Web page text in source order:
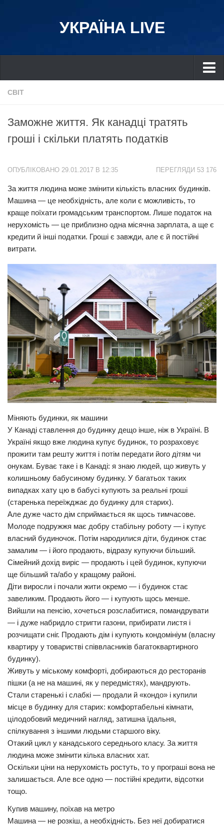
УКРАЇНА LIVE
Україна
Дніпро
Львів
Харків
Донбас
Схід
Прикарпаття
Політика
Світ
Цікаво
Наука
Технології
Історії
Рецепти
Привітання
Здоров’я
Події
Кримінал
Трагедії
Курйози
Суспільство
Культура
Шоу-біз
#Війна
СВІТ
Заможне життя. Як канадці тратять
гроші і скільки платять податків
ПЕРЕГЛЯДИ 53 176
ОПУБЛІКОВАНО 29.01.2017 В 12:35
За життя людина може змінити кількість власних будинків.
Машина — це необхідність, але коли є можливість, то
краще поїхати громадським транспортом. Лише податок на
нерухомість — це приблизно одна місячна зарплата, а ще є
кредити й інші податки. Гроші є завжди, але є й постійні
витрати.
Міняють будинки, як машини
У Канаді ставлення до будинку дещо інше, ніж в Україні. В
Україні якщо вже людина купує будинок, то розраховує
прожити там решту життя і потім передати його дітям чи
онукам. Буває таке і в Канаді: я знаю людей, що живуть у
колишньому бабусиному будинку. У багатьох таких
випадках хату цю в бабусі купують за реальні гроші
(старенька переїжджає до будинку для старих).
Але дуже часто дім сприймається як щось тимчасове.
Молоде подружжя має добру стабільну роботу — і купує
власний будиночок. Потім народилися діти, будинок стає
замалим — і його продають, відразу купуючи більший.
Cімейний дохід виріс — продають і цей будинок, купуючи
ще більший та/або у кращому районі.
Діти виросли і почали жити окремо — і будинок стає
завеликим. Продають його — і купують щось менше.
Вийшли на пенсію, хочеться розслабитися, помандрувати
— і дуже набридло стригти газони, прибирати листя і
розчищати сніг. Продають дім і купують кондомініум (власну
квартиру у товаристві співвласників багатоквартирного
будинку).
Живуть у міському комфорті, добираються до ресторанів
пішки (а не на машині, як у передмістях), мандрують.
Стали старенькі і слабкі — продали й «кондо» і купили
місце в будинку для старих: комфортабельні кімнати,
цілодобовий медичний нагляд, затишна їдальня,
спілкування з іншими людьми старшого віку.
Отакий цикл у канадського середнього класу. За життя
людина може змінити кілька власних хат.
Оскільки ціни на нерухомість ростуть, то у програші вона не
залишається. Але все одно — постійні кредити, відсотки
тощо.
Купив машину, поїхав на метро
Машина — не розкіш, а необхідність. Без неї добиратися